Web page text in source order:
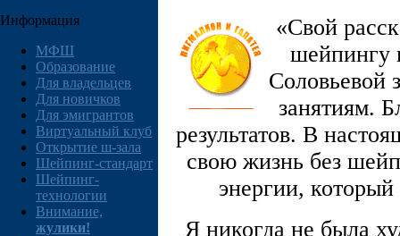
Информация
МФШ
Образование
Для владельцев
Для новичков
Для эмигрантов
Виртуальный клуб
Открытие ш-зала
Шейпинг-стандарт
Шейпинг-
технологии
Внимание,
жулики!
«Свой
шейпингу
Соловьевой
занятиям.
результатов. В
свою жизнь без
энергии,
Я никогда не была